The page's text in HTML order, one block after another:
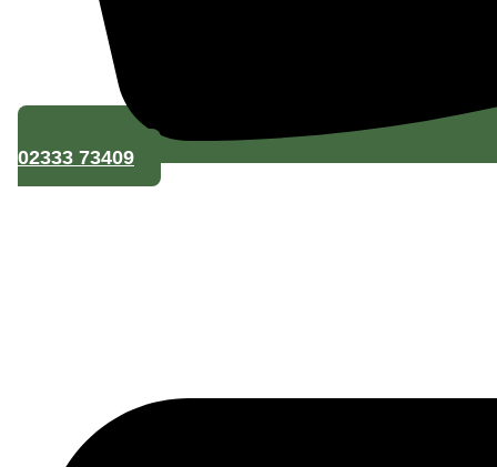
02333 73409